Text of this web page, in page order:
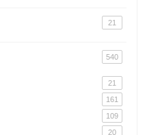
21
540
21
161
109
20